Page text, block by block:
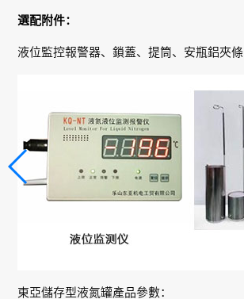
選配附件：
液位監控報警器、鎖蓋、提筒、安瓶鋁夾條
東亞儲存型液氮罐產品參數：